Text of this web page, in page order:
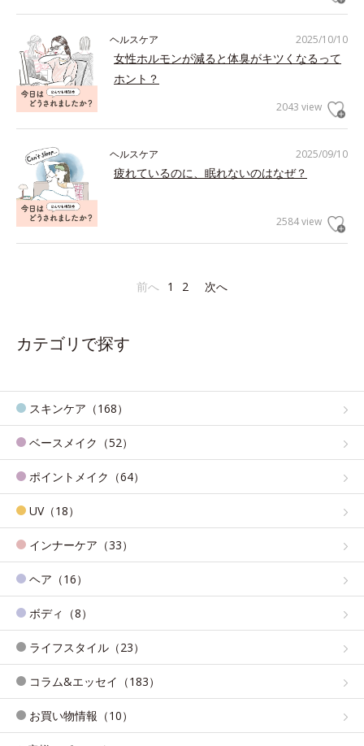
2025/10/10
ヘルスケア
女性ホルモンが減ると体臭がキツくなるって
ホント？
2043 view
2025/09/10
ヘルスケア
疲れているのに、眠れないのはなぜ？
2584 view
前へ 1 2 次へ
カテゴリで探す
スキンケア（168）
ベースメイク（52）
ポイントメイク（64）
UV（18）
インナーケア（33）
ヘア（16）
ボディ（8）
ライフスタイル（23）
コラム&エッセイ（183）
お買い物情報（10）